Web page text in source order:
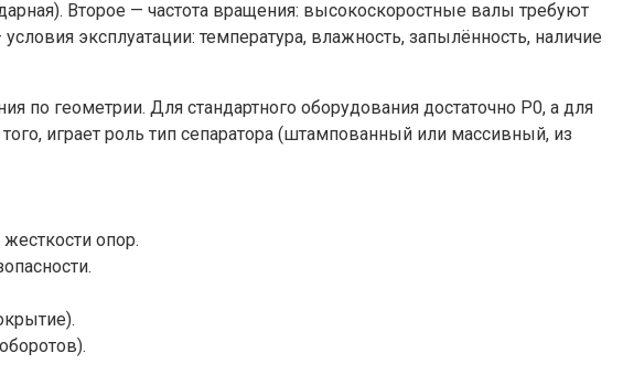
Второе — частота вращения: высокоскоростные валы требуют
эксплуатации: температура, влажность, запылённость, наличие
по геометрии. Для стандартного оборудования достаточно P0, а для
играет роль тип сепаратора (штампованный или массивный, из
опор.